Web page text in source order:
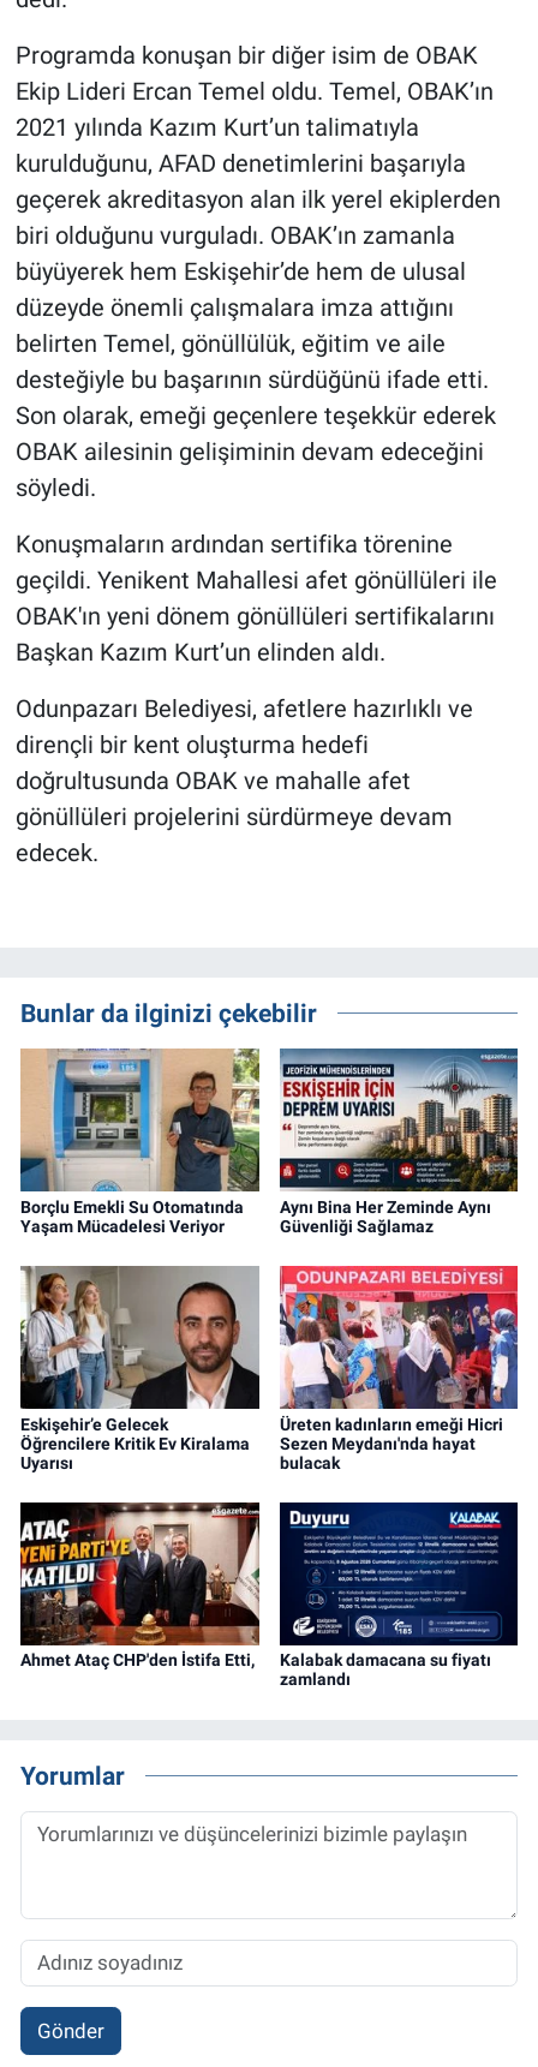
Programda konuşan bir diğer isim de OBAK
Ekip Lideri Ercan Temel oldu. Temel, OBAK’ın
2021 yılında Kazım Kurt’un talimatıyla
kurulduğunu, AFAD denetimlerini başarıyla
geçerek akreditasyon alan ilk yerel ekiplerden
biri olduğunu vurguladı. OBAK’ın zamanla
büyüyerek hem Eskişehir’de hem de ulusal
düzeyde önemli çalışmalara imza attığını
belirten Temel, gönüllülük, eğitim ve aile
desteğiyle bu başarının sürdüğünü ifade etti.
Son olarak, emeği geçenlere teşekkür ederek
OBAK ailesinin gelişiminin devam edeceğini
söyledi.
Konuşmaların ardından sertifika törenine
geçildi. Yenikent Mahallesi afet gönüllüleri ile
OBAK'ın yeni dönem gönüllüleri sertifikalarını
Başkan Kazım Kurt’un elinden aldı.
Odunpazarı Belediyesi, afetlere hazırlıklı ve
dirençli bir kent oluşturma hedefi
doğrultusunda OBAK ve mahalle afet
gönüllüleri projelerini sürdürmeye devam
edecek.
Bunlar da ilginizi çekebilir
Borçlu Emekli Su Otomatında
Yaşam Mücadelesi Veriyor
Aynı Bina Her Zeminde Aynı
Güvenliği Sağlamaz
Eskişehir’e Gelecek
Öğrencilere Kritik Ev Kiralama
Uyarısı
Üreten kadınların emeği Hicri
Sezen Meydanı'nda hayat
bulacak
Ahmet Ataç CHP'den İstifa Etti,
Kalabak damacana su fiyatı
zamlandı
Yorumlar
Gönder